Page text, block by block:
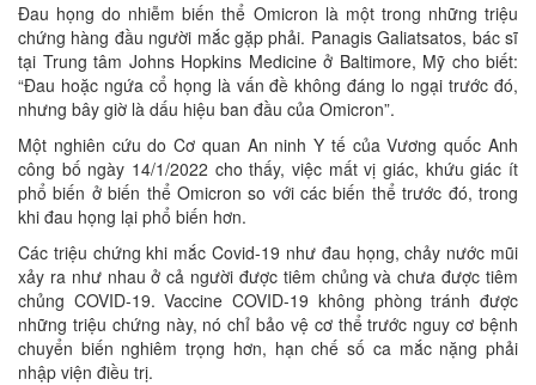
Đau họng do nhiễm biến thể Omicron là một trong những triệu
chứng hàng đầu người mắc gặp phải. Panagis Galiatsatos, bác sĩ
tại Trung tâm Johns Hopkins Medicine ở Baltimore, Mỹ cho biết:
“Đau hoặc ngứa cổ họng là vấn đề không đáng lo ngại trước đó,
nhưng bây giờ là dấu hiệu ban đầu của Omicron”.
Một nghiên cứu do Cơ quan An ninh Y tế của Vương quốc Anh
công bố ngày 14/1/2022 cho thấy, việc mất vị giác, khứu giác ít
phổ biến ở biến thể Omicron so với các biến thể trước đó, trong
khi đau họng lại phổ biến hơn.
Các triệu chứng khi mắc Covid-19 như đau họng, chảy nước mũi
xảy ra như nhau ở cả người được tiêm chủng và chưa được tiêm
chủng COVID-19. Vaccine COVID-19 không phòng tránh được
những triệu chứng này, nó chỉ bảo vệ cơ thể trước nguy cơ bệnh
chuyển biến nghiêm trọng hơn, hạn chế số ca mắc nặng phải
nhập viện điều trị.